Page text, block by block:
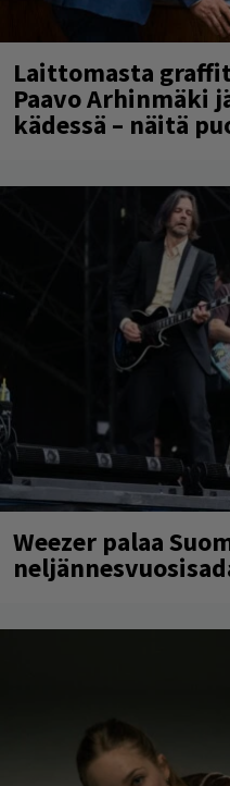
Laittomasta
Paavo Arhinmäki
kädessä – näitä
Weezer palaa